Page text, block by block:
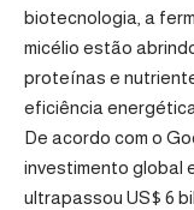
biotecnologia, a
micélio estão
proteínas e
eficiência
De acordo com o
investimento global
ultrapassou US$ 6